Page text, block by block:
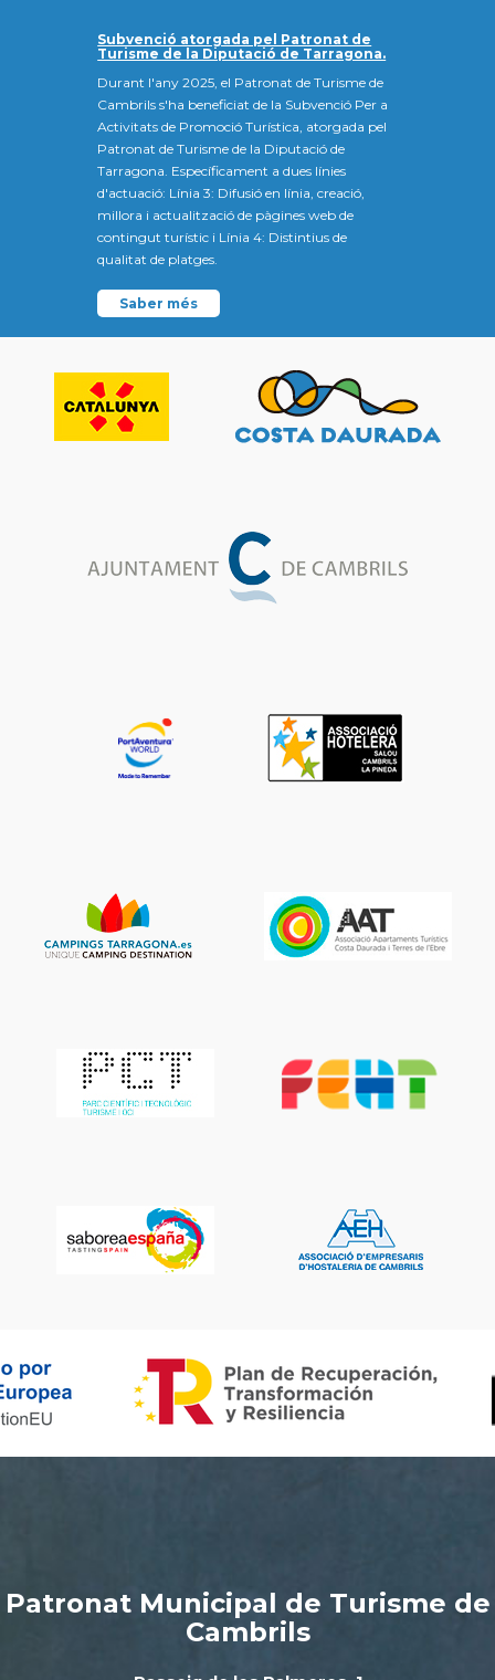
Subvenció atorgada pel Patronat de
Turisme de la Diputació de Tarragona.
Durant l'any 2025, el Patronat de Turisme de
Cambrils s'ha beneficiat de la Subvenció Per a
Activitats de Promoció Turística, atorgada pel
Patronat de Turisme de la Diputació de
Tarragona. Específicament a dues línies
d'actuació: Línia 3: Difusió en línia, creació,
millora i actualització de pàgines web de
contingut turístic i Línia 4: Distintius de
qualitat de platges.
Saber més
Patronat Municipal de Turisme de
Cambrils